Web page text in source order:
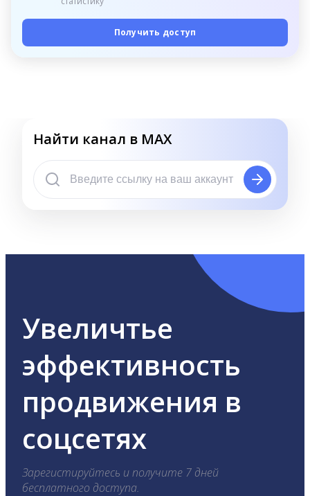
Получить доступ
Найти канал в MAX
Увеличтье
эффективность
продвижения в
соцсетях
Зарегистируйтесь и получите 7 дней
бесплатного доступа.